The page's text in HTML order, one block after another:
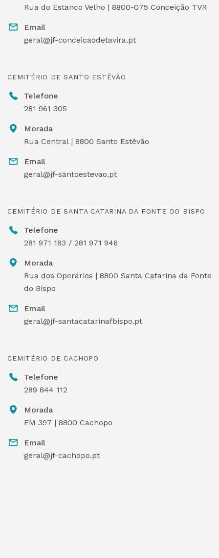
Rua do Estanco Velho | 8800-075 Conceição TVR
Email
geral@jf-conceicaodetavira.pt
CEMITÉRIO DE SANTO ESTÊVÃO
Telefone
281 961 305
Morada
Rua Central | 8800 Santo Estêvão
Email
geral@jf-santoestevao.pt
CEMITÉRIO DE SANTA CATARINA DA FONTE DO BISPO
Telefone
281 971 183 / 281 971 946
Morada
Rua dos Operários | 8800 Santa Catarina da Fonte
do Bispo
Email
geral@jf-santacatarinafbispo.pt
CEMITÉRIO DE CACHOPO
Telefone
289 844 112
Morada
EM 397 | 8800 Cachopo
Email
geral@jf-cachopo.pt